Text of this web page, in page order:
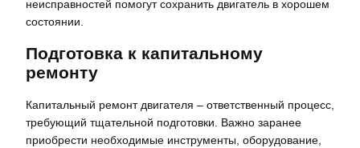
неисправностей помогут сохранить двигатель в хорошем
состоянии.
Подготовка к капитальному
ремонту
Капитальный ремонт двигателя – ответственный процесс,
требующий тщательной подготовки. Важно заранее
приобрести необходимые инструменты, оборудование,